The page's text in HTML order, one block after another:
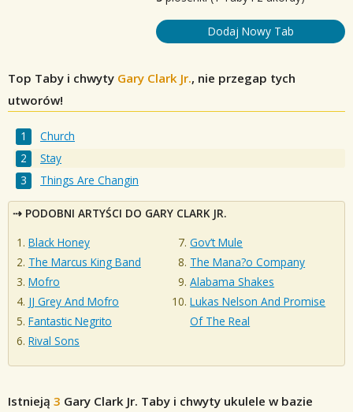
Dodaj Nowy Tab
Top Taby i chwyty Gary Clark Jr., nie przegap tych
utworów!
Church
Stay
Things Are Changin
PODOBNI ARTYŚCI DO GARY CLARK JR.
Black Honey
The Marcus King Band
Mofro
JJ Grey And Mofro
Fantastic Negrito
Rival Sons
Gov’t Mule
The Mana?o Company
Alabama Shakes
Lukas Nelson And Promise
Of The Real
Istnieją 3 Gary Clark Jr. Taby i chwyty ukulele w bazie